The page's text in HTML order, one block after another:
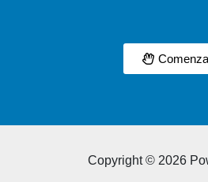
Copyright © 2026